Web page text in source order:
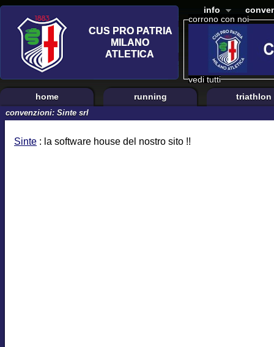
corrono con noi
vedi tutti
info
home running triathlon
convenzioni: Sinte srl
Sinte : la software house del nostro sito !!